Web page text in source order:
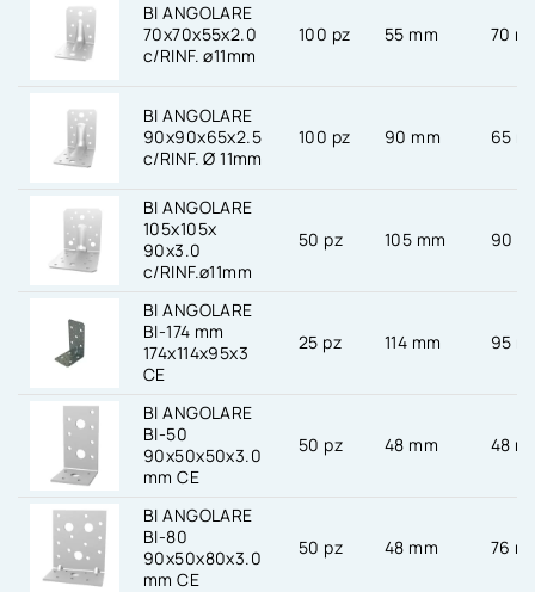
BI ANGOLARE
70x70x55x2.0
c/RINF. ø11mm
100 pz 55 mm 70
BI ANGOLARE
90x90x65x2.5
c/RINF. Ø 11mm
100 pz 90 mm 65
BI ANGOLARE
105x105x
90x3.0
c/RINF.ø11mm
50 pz 105 mm 90
BI ANGOLARE
BI-174 mm
174x114x95x3
CE
25 pz 114 mm 95
BI ANGOLARE
BI-50
90x50x50x3.0
mm CE
50 pz 48 mm 48
BI ANGOLARE
BI-80
90x50x80x3.0
mm CE
50 pz 48 mm 76